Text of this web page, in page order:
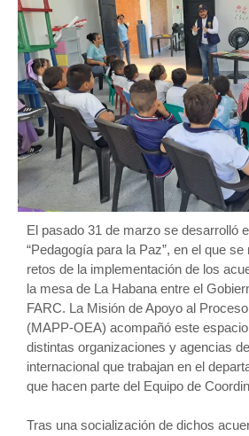
El pasado 31 de marzo se desarrolló
“Pedagogía para la Paz”, en el que
retos de la implementación de los
la mesa de La Habana entre el
FARC. La Misión de Apoyo al
(MAPP-OEA) acompañó este
distintas organizaciones y agencias
internacional que trabajan en el
que hacen parte del Equipo de
Tras una socialización de dichos